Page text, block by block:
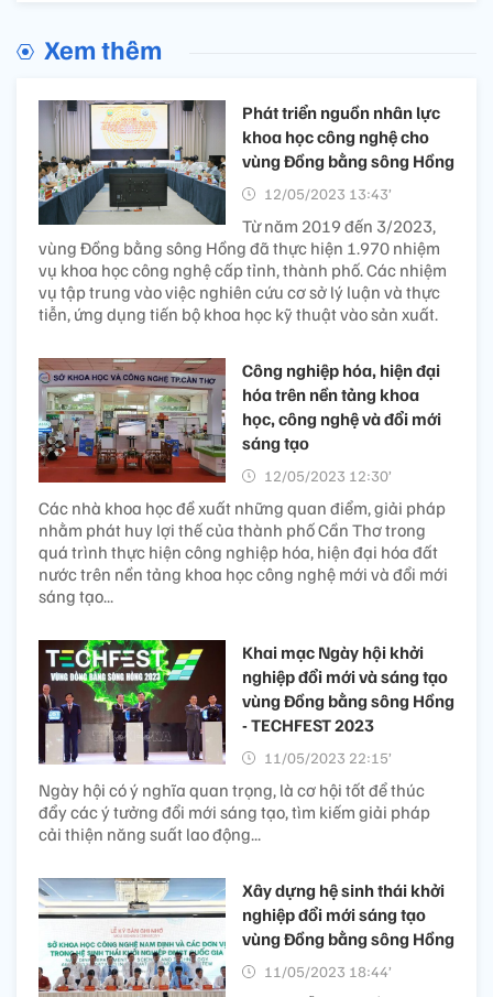
Xem thêm
Phát triển nguồn nhân lực
khoa học công nghệ cho
vùng Đồng bằng sông Hồng
12/05/2023 13:43’
Từ năm 2019 đến 3/2023,
vùng Đồng bằng sông Hồng đã thực hiện 1.970 nhiệm
vụ khoa học công nghệ cấp tỉnh, thành phố. Các nhiệm
vụ tập trung vào việc nghiên cứu cơ sở lý luận và thực
tiễn, ứng dụng tiến bộ khoa học kỹ thuật vào sản xuất.
Công nghiệp hóa, hiện đại
hóa trên nền tảng khoa
học, công nghệ và đổi mới
sáng tạo
12/05/2023 12:30’
Các nhà khoa học đề xuất những quan điểm, giải pháp
nhằm phát huy lợi thế của thành phố Cần Thơ trong
quá trình thực hiện công nghiệp hóa, hiện đại hóa đất
nước trên nền tảng khoa học công nghệ mới và đổi mới
sáng tạo...
Khai mạc Ngày hội khởi
nghiệp đổi mới và sáng tạo
vùng Đồng bằng sông Hồng
- TECHFEST 2023
11/05/2023 22:15’
Ngày hội có ý nghĩa quan trọng, là cơ hội tốt để thúc
đẩy các ý tưởng đổi mới sáng tạo, tìm kiếm giải pháp
cải thiện năng suất lao động...
Xây dựng hệ sinh thái khởi
nghiệp đổi mới sáng tạo
vùng Đồng bằng sông Hồng
11/05/2023 18:44’